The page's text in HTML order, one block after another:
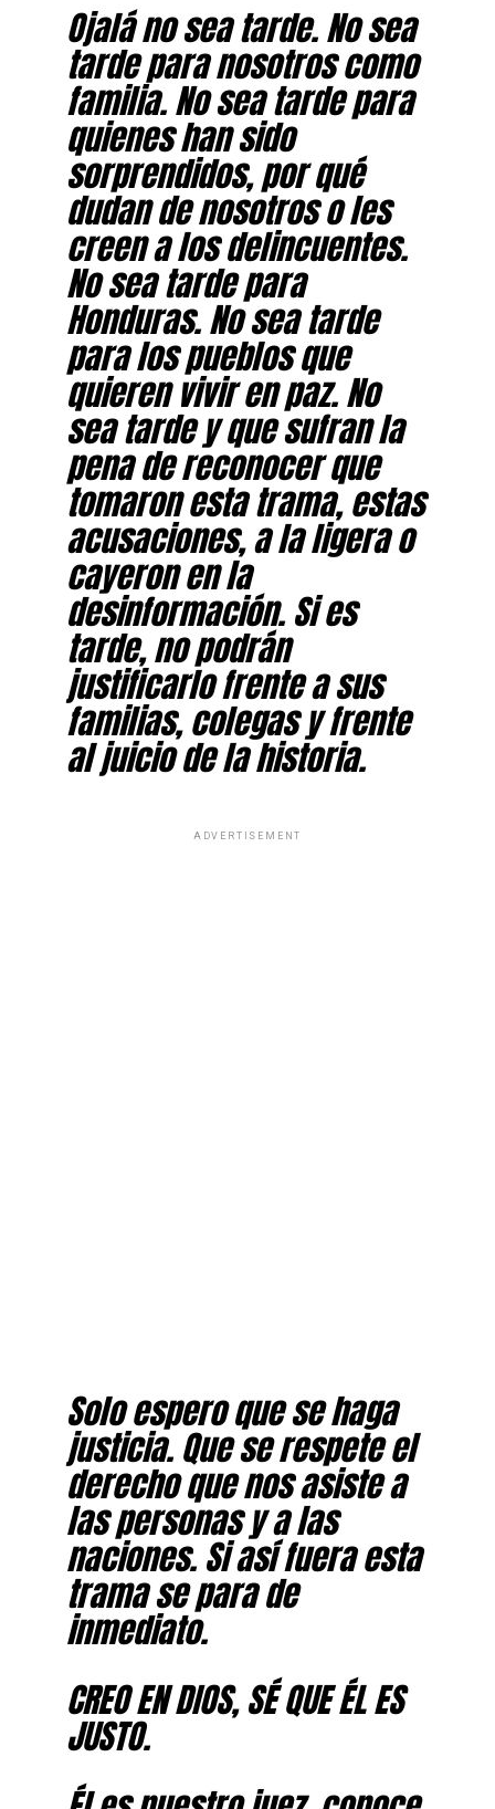
Ojalá no sea tarde. No sea
tarde para nosotros como
familia. No sea tarde para
quienes han sido
sorprendidos, por qué
dudan de nosotros o les
creen a los delincuentes.
No sea tarde para
Honduras. No sea tarde
para los pueblos que
quieren vivir en paz. No
sea tarde y que sufran la
pena de reconocer que
tomaron esta trama, estas
acusaciones, a la ligera o
cayeron en la
desinformación. Si es
tarde, no podrán
justificarlo frente a sus
familias, colegas y frente
al juicio de la historia.
ADVERTISEMENT
Solo espero que se haga
justicia. Que se respete el
derecho que nos asiste a
las personas y a las
naciones. Si así fuera esta
trama se para de
inmediato.
CREO EN DIOS, SÉ QUE ÉL ES
JUSTO.